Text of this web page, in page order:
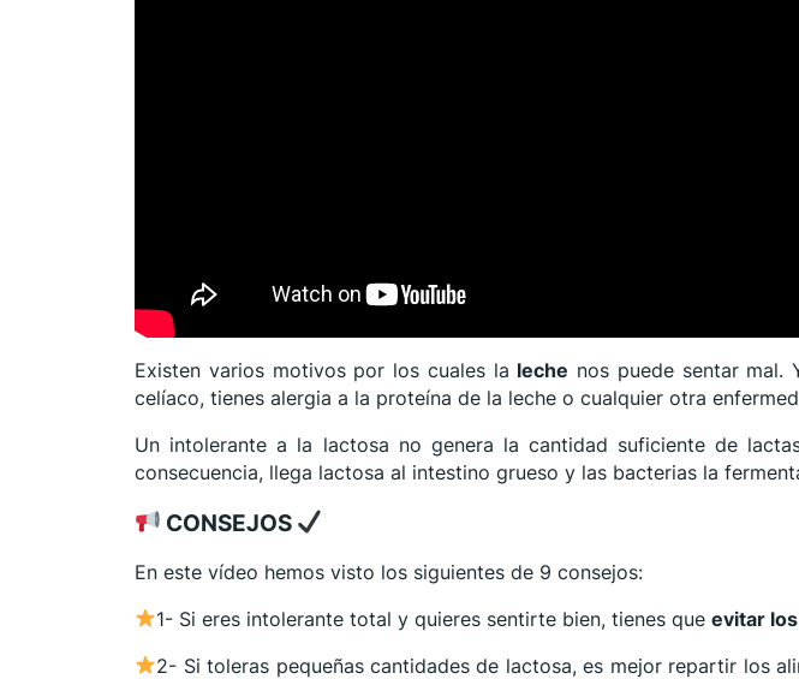
Existen varios motivos por los cuales la leche nos puede sentar mal.
celíaco, tienes alergia a la proteína de la leche o cualquier otra
Un intolerante a la lactosa no genera la cantidad suficiente de
consecuencia, llega lactosa al intestino grueso y las bacterias la
CONSEJOS
En este vídeo hemos visto los siguientes de 9 consejos:
1- Si eres intolerante total y quieres sentirte bien, tienes queevitar
2- Si toleras pequeñas cantidades de lactosa, es mejor repartir los